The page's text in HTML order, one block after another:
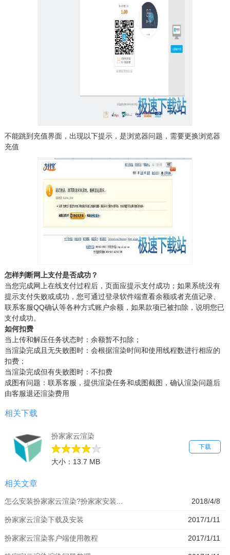
不能跳到充值界面，出现以下提示，是浏览器问题，需要更换浏览器
充值
怎样判断网上支付是否成功？
当您完成网上在线支付过程后，页面应提示支付成功；如果系统没有
提示支付失败或成功，您可通过登录软件端查看余额或者充值记录、
联系客服QQ确认等各种方式账户余额，如果款项已被扣除，说明您已
支付成功。
如何扣费
当上传和解压任务状态时：余额暂不扣除；
当渲染完成且无失败图时：会根据渲染时间和使用线程数进行相应的
扣费；
当渲染完成但有失败图时：不扣费
成图有问题：联系客服，提供渲染任务和成图截图，确认渲染问题后
由客服退还渲染费用
相关下载
下载
扮家家云渲染
大小：13.7 MB
相关文章
2018/4/8
怎么安装扮家家云渲染?扮家家安装...
2017/1/11
扮家家云渲染下载及安装
2017/1/11
扮家家云渲染客户端使用教程